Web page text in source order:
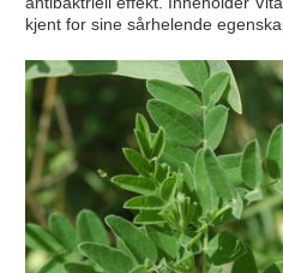
kjent for sine sårhelende